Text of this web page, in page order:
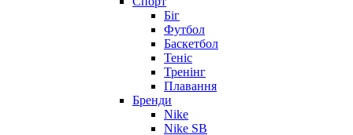
Біг
Футбол
Баскетбол
Теніс
Тренінг
Плавання
Бренди
Nike
Nike SB